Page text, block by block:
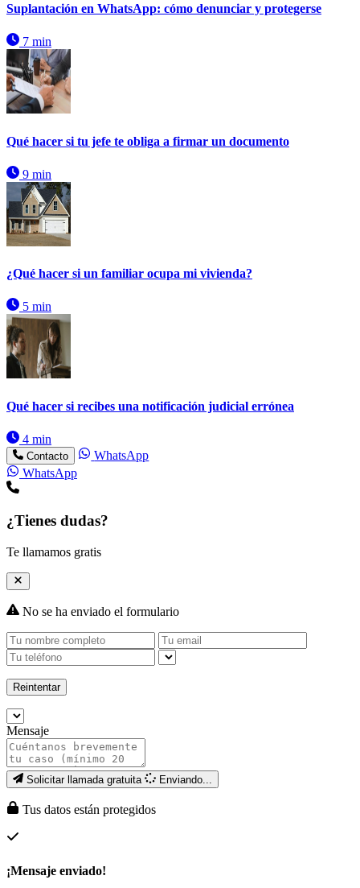
Suplantación en WhatsApp: cómo denunciar y protegerse
7 min
Qué hacer si tu jefe te obliga a firmar un documento
9 min
¿Qué hacer si un familiar ocupa mi vivienda?
5 min
Qué hacer si recibes una notificación judicial errónea
4 min
Contacto
WhatsApp
WhatsApp
¿Tienes dudas?
Te llamamos gratis
No se ha enviado el formulario
Reintentar
Mensaje
Solicitar llamada gratuita Enviando...
Tus datos están protegidos
¡Mensaje enviado!